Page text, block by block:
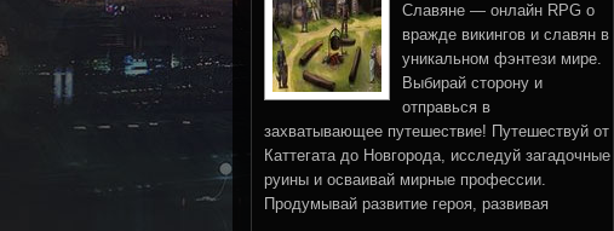
Славяне — онлайн RPG о
вражде викингов и славян в
уникальном фэнтези мире.
Выбирай сторону и
отправься в
захватывающее путешествие! Путешествуй от
Каттегата до Новгорода, исследуй загадочные
руины и осваивай мирные профессии.
Продумывай развитие героя, развивая